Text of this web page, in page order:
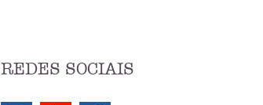
REDES SOCIAIS